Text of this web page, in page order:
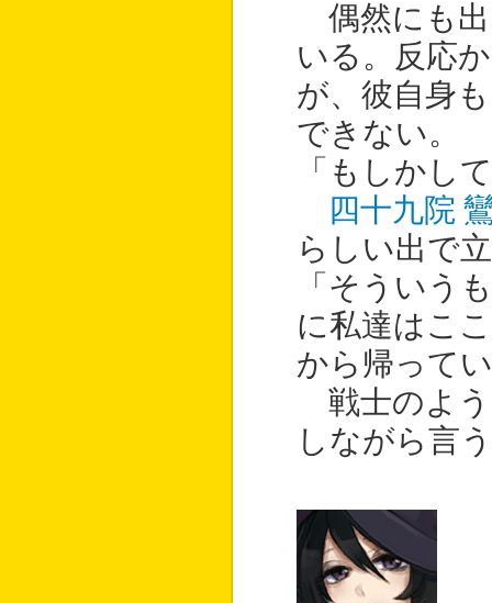
偶然にも出
いる。反応
が、彼自身
できない。
「もしかし
四十九院
らしい出で
「そういう
に私達はこ
から帰って
戦士のよ
しながら言